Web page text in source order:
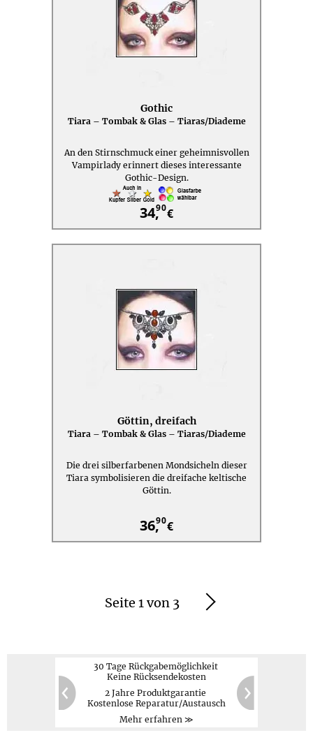
Gothic
Tiara – Tombak & Glas – Tiaras/Diademe
An den Stirnschmuck einer geheimnisvollen
Vampirlady erinnert dieses interessante
Gothic-Design.
34,90€
Göttin, dreifach
Tiara – Tombak & Glas – Tiaras/Diademe
Die drei silberfarbenen Mondsicheln dieser
Tiara symbolisieren die dreifache keltische
Göttin.
36,90€
Seite 1 von 3 Weiter
Zurück
60 20
30 Tage Rückgabemöglichkeit
Keine Rücksendekosten
2 Jahre Produktgarantie
Kostenlose Reparatur/Austausch
Mehr erfahren ≫
PayPal,Kreditkarte,
Vorauskasse